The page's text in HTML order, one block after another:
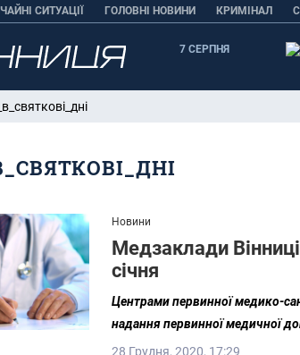
СИТУАЦІЇ ГОЛОВНІ НОВИНИ КРИМІНАЛ
7 СЕРПНЯ
Новини
Медзаклади
січня
Центрами первинної медико-
надання первинної медичної
28 Грудня, 2020, 17:29